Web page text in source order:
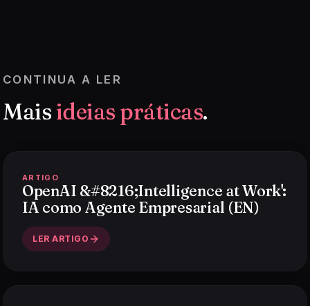
CONTINUA A LER
Mais ideias práticas.
ARTIGO
OpenAI &#8216;Intelligence at Work':
IA como Agente Empresarial (EN)
LER ARTIGO